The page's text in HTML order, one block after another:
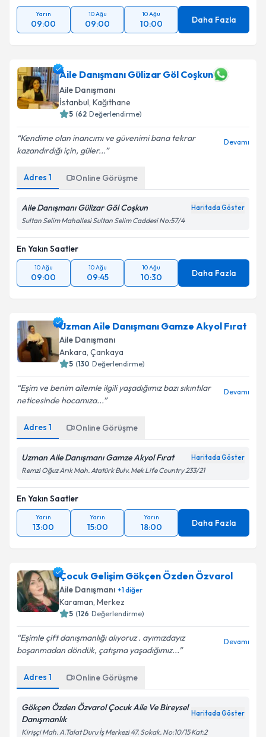
Yarın
09:00
10 Ağu
09:00
10 Ağu
10:00 Daha Fazla
Aile Danışmanı Gülizar Göl Coşkun
Aile Danışmanı
İstanbul, Kağıthane
5 (62 Değerlendirme)
Kendime olan inancımı ve güvenimi bana tekrar
kazandırdığı için, güler...
Devamı
Adres 1 Online Görüşme
Aile Danışmanı Gülizar Göl Coşkun Haritada Göster
Sultan Selim Mahallesi Sultan Selim Caddesi No:57/4
En Yakın Saatler
10 Ağu
09:00
10 Ağu
09:45
10 Ağu
10:30 Daha Fazla
Uzman Aile Danışmanı Gamze Akyol Fırat
Aile Danışmanı
Ankara, Çankaya
5 (130 Değerlendirme)
Eşim ve benim ailemle ilgili yaşadığımız bazı sıkıntılar
neticesinde hocamıza...
Devamı
Adres 1 Online Görüşme
Uzman Aile Danışmanı Gamze Akyol Fırat Haritada Göster
Remzi Oğuz Arık Mah. Atatürk Bulv. Mek Life Country 233/21
En Yakın Saatler
Yarın
13:00
Yarın
15:00
Yarın
18:00 Daha Fazla
Çocuk Gelişim Gökçen Özden Özvarol
Aile Danışmanı +1diğer
Karaman, Merkez
5 (126 Değerlendirme)
Eşimle çift danışmanlığı alıyoruz . ayımızdayız
boşanmadan döndük, çatışma yaşadığımız...
Devamı
Adres 1 Online Görüşme
Gökçen Özden Özvarol Çocuk Aile Ve Bireysel
Danışmanlık
Haritada Göster
Kirişçi Mah. A.Talat Duru İş Merkezi 47. Sokak. No:10/15 Kat:2